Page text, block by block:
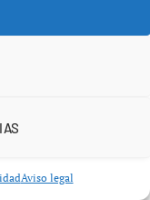
Aviso legal
ofensiva